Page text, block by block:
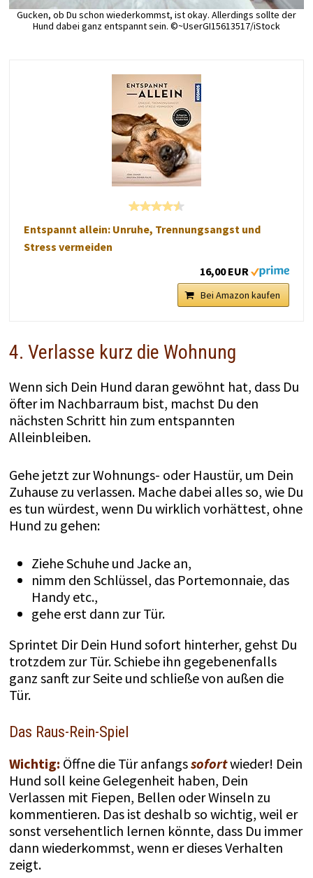
Gucken, ob Du schon wiederkommst, ist okay. Allerdings sollte der
Hund dabei ganz entspannt sein. ©~UserGI15613517/iStock
Entspannt allein: Unruhe, Trennungsangst und
Stress vermeiden
16,00 EUR
Bei Amazon kaufen
4. Verlasse kurz die Wohnung
Wenn sich Dein Hund daran gewöhnt hat, dass Du
öfter im Nachbarraum bist, machst Du den
nächsten Schritt hin zum entspannten
Alleinbleiben.
Gehe jetzt zur Wohnungs- oder Haustür, um Dein
Zuhause zu verlassen. Mache dabei alles so, wie Du
es tun würdest, wenn Du wirklich vorhättest, ohne
Hund zu gehen:
Ziehe Schuhe und Jacke an,
nimm den Schlüssel, das Portemonnaie, das
Handy etc.,
gehe erst dann zur Tür.
Sprintet Dir Dein Hund sofort hinterher, gehst Du
trotzdem zur Tür. Schiebe ihn gegebenenfalls
ganz sanft zur Seite und schließe von außen die
Tür.
Das Raus-Rein-Spiel
Wichtig: Öffne die Tür anfangssofortwieder! Dein
Hund soll keine Gelegenheit haben, Dein
Verlassen mit Fiepen, Bellen oder Winseln zu
kommentieren. Das ist deshalb so wichtig, weil er
sonst versehentlich lernen könnte, dass Du immer
dann wiederkommst, wenn er dieses Verhalten
zeigt.